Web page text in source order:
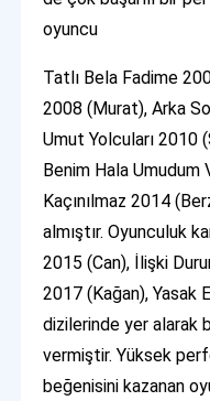
oyuncu
Tatlı Bela Fadime
2008 (Murat), Arka
Umut Yolcuları 2010
Benim Hala Umudum
Kaçınılmaz 2014
almıştır. Oyunculuk
2015 (Can), İlişki
2017 (Kağan), Yasak
dizilerinde yer alarak
vermiştir. Yüksek
beğenisini kazanan